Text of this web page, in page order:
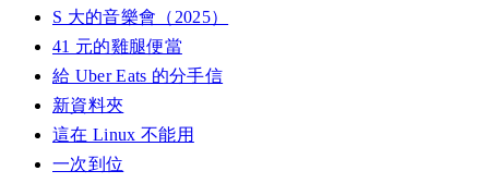
S 大的音樂會（2025）
41 元的雞腿便當
給 Uber Eats 的分手信
新資料夾
這在 Linux 不能用
一次到位